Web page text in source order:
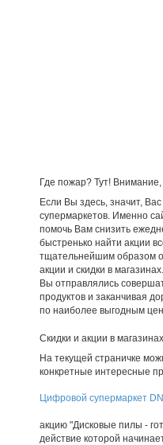
Где пожар? Тут!
Если Вы здесь, значит,
супермаркетов. Именно
помочь Вам снизить
быстренько найти акции
тщательнейшим образом
акции и скидки в
Вы отправлялись
продуктов и заканчивая
по наиболее выгодным
Скидки и акции в
На текущей страничке
конкретные интересные
Цифровой супермаркет
акцию "Дисковые пилы -
действие которой